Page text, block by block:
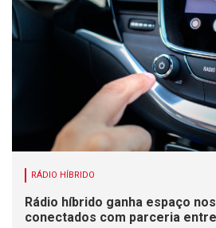
RÁDIO HÍBRIDO
Rádio híbrido ganha espaço
conectados com parceria